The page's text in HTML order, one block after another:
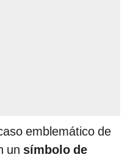
emblemático de
un símbolo de